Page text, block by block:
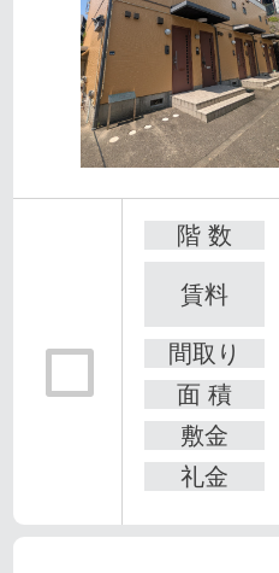
階 数
賃料
間取り
面 積
敷金
礼金